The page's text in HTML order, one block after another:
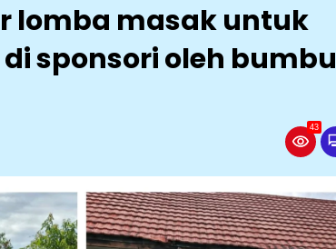
lomba masak untuk
sponsori oleh bumbu
43